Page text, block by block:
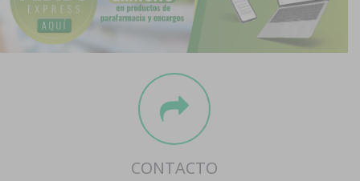
Contacto
Boletín
CONTACTO